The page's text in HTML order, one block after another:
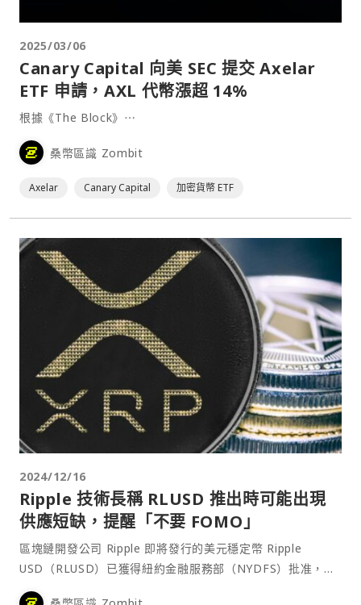
2025/03/06
Canary Capital 向美 SEC 提交 Axelar
ETF 申請，AXL 代幣漲超 14%
根據《The Block》⋯
桑幣區識 Zombit
Axelar Canary Capital 加密貨幣 ETF
2024/12/16
Ripple 技術長稱 RLUSD 推出時可能出現
供應短缺，提醒「不要 FOMO」
區塊鏈開發公司 Ripple 即將發行的美元穩定幣 Ripple
USD（RLUSD）已獲得紐約金融服務部（NYDFS）批准，
Ripple 技術長 David Schwartz 表示，RLUSD 在推出初期可